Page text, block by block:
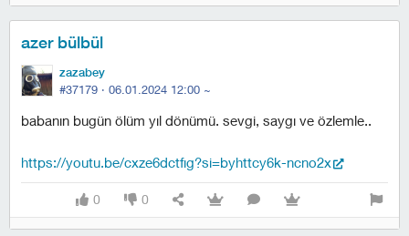
azer bülbül
zazabey
#37179 · 06.01.2024 12:00 ~
babanın bugün ölüm yıl dönümü. sevgi, saygı ve özlemle..
https://youtu.be/cxze6dctfig?si=byhttcy6k-ncno2x
0 0